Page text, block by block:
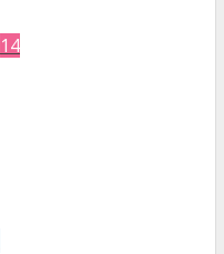
14